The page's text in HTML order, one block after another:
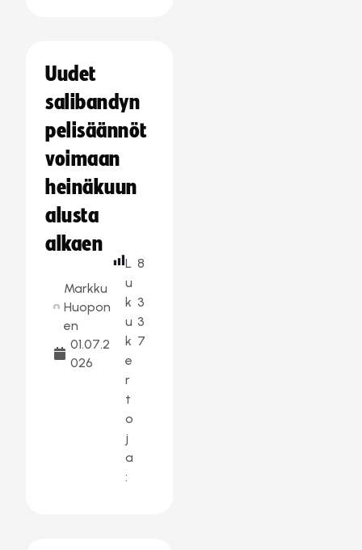
Uudet
salibandyn
pelisäännöt
voimaan
heinäkuun
alusta
alkaen
Markku
Huopon
en
01.07.2
026
L
u
k
u
k
e
r
t
o
j
a
:
8
3
3
7